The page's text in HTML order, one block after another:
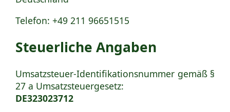
Telefon: +49 211 96651515
Steuerliche Angaben
Umsatzsteuer-Identifikationsnummer gemäß §
27 a Umsatzsteuergesetz:
DE323023712